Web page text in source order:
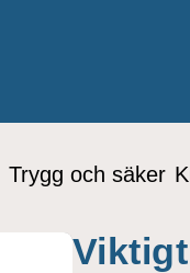
Trygg och säker